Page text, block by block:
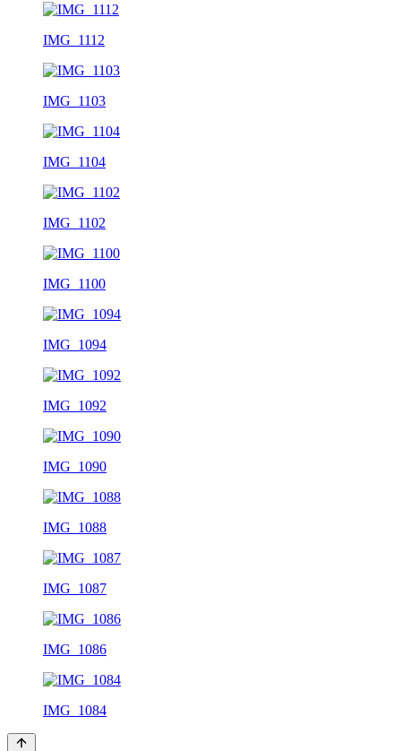
IMG_1112
IMG_1103
IMG_1104
IMG_1102
IMG_1100
IMG_1094
IMG_1092
IMG_1090
IMG_1088
IMG_1087
IMG_1086
IMG_1084